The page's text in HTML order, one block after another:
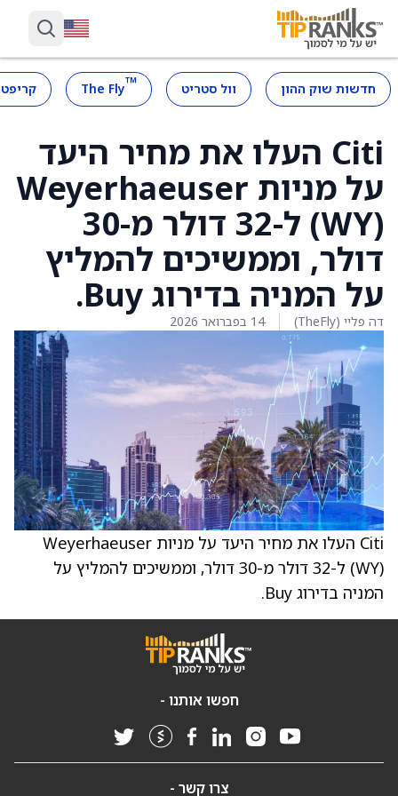
חדשות שוק ההון וול סטריט ™
The Fly
Citi העלו את מחיר היעד
על מניות Weyerhaeuser
(WY) ל-32 דולר מ-30
דולר, וממשיכים להמליץ
על המניה בדירוג Buy.
דה פליי (TheFly) 14 בפברואר 2026
Citi העלו את מחיר היעד על מניות Weyerhaeuser
(WY) ל-32 דולר מ-30 דולר, וממשיכים להמליץ על
המניה בדירוג Buy.
חפשו אותנו -
צרו קשר -